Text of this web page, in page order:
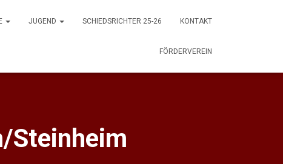
JUGEND SCHIEDSRICHTER 25-26 KONTAKT
FÖRDERVEREIN
Steinheim